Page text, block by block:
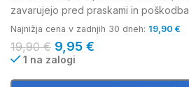
zavarujejo pred praskami in
Najnižja cena v zadnjih 30 dneh: 19,90 €
19,90€ 9,95 €
1 na zalogi